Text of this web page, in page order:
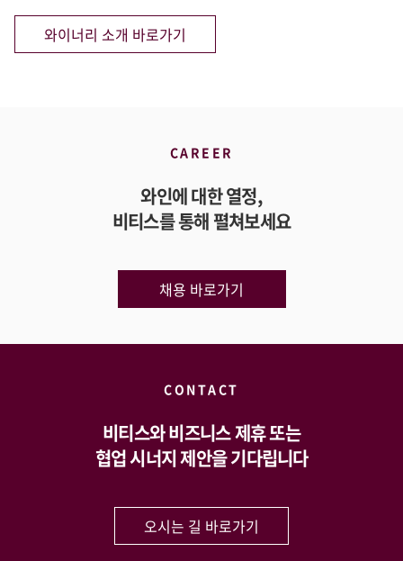
와이너리 소개 바로가기
CAREER
와인에 대한 열정,
비티스를 통해 펼쳐보세요
채용 바로가기
CONTACT
비티스와 비즈니스 제휴 또는
협업 시너지 제안을 기다립니다
오시는 길 바로가기